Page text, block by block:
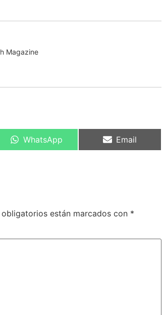
Magazine
WhatsApp Email
están marcados con *